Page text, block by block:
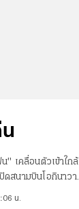
" เคลื่อนตัวเข้าใกล้
สนามบินโอกินาวา
น-เจ็บ 3 ราย
น.